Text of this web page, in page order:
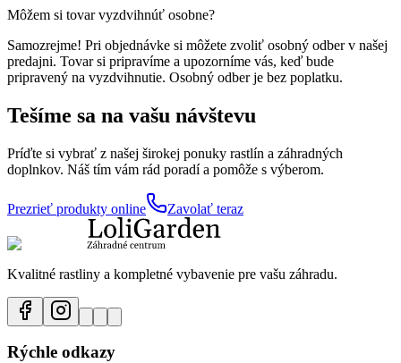
Môžem si tovar vyzdvihnúť osobne?
Samozrejme! Pri objednávke si môžete zvoliť osobný odber v našej
predajni. Tovar si pripravíme a upozorníme vás, keď bude
pripravený na vyzdvihnutie. Osobný odber je bez poplatku.
Tešíme sa na vašu návštevu
Príďte si vybrať z našej širokej ponuky rastlín a záhradných
doplnkov. Náš tím vám rád poradí a pomôže s výberom.
Prezrieť produkty online Zavolať teraz
Kvalitné rastliny a kompletné vybavenie pre vašu záhradu.
Rýchle odkazy